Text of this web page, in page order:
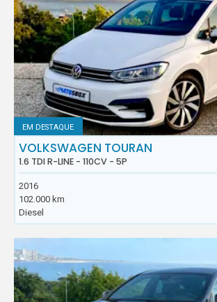
EM DESTAQUE
VOLKSWAGEN TOURAN
1.6 TDI R-LINE - 110CV - 5P
2016
102.000 km
Diesel